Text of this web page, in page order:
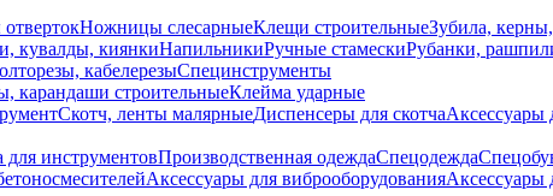
Ножницы слесарныеКлещи строительныеЗубила,
кувалды, киянкиНапильникиРучные стамескиРубанки,
кабелерезыСпецинструменты
карандаши строительныеКлейма ударные
Скотч, ленты малярныеДиспенсеры для скотчаАксессуары
инструментовПроизводственная одеждаСпецодежда
Аксессуары для виброоборудованияАксессуары